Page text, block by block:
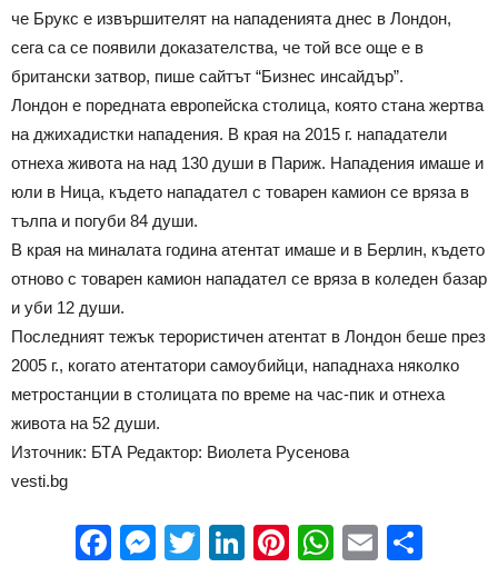
че Брукс е извършителят на нападенията днес в Лондон,
сега са се появили доказателства, че той все още е в
британски затвор, пише сайтът “Бизнес инсайдър”.
Лондон е поредната европейска столица, която стана жертва
на джихадистки нападения. В края на 2015 г. нападатели
отнеха живота на над 130 души в Париж. Нападения имаше и
юли в Ница, където нападател с товарен камион се вряза в
тълпа и погуби 84 души.
В края на миналата година атентат имаше и в Берлин, където
отново с товарен камион нападател се вряза в коледен базар
и уби 12 души.
Последният тежък терористичен атентат в Лондон беше през
2005 г., когато атентатори самоубийци, нападнаха няколко
метростанции в столицата по време на час-пик и отнеха
живота на 52 души.
Източник: БТА Редактор: Виолета Русенова
vesti.bg
Facebook
Messenger
Twitter
LinkedIn
Pinterest
WhatsApp
Email